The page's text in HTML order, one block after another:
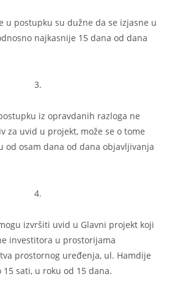
u postupku su dužne da se izjasne u
najkasnije 15 dana od dana
3.
iz opravdanih razloga ne
za uvid u projekt, može se o tome
od osam dana od dana objavljivanja
4.
izvršiti uvid u Glavni projekt koji
investitora u prostorijama
prostornog uređenja, ul. Hamdije
15 sati, u roku od 15 dana.